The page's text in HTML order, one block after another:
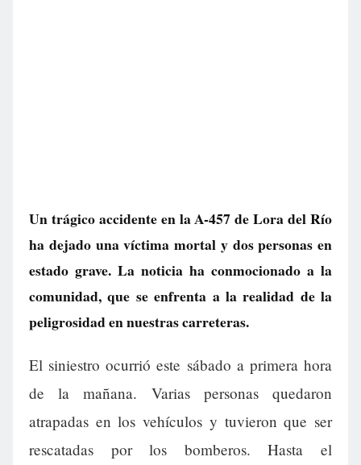
Un trágico accidente en la A-457 de Lora del Río
ha dejado una víctima mortal y dos personas en
estado grave. La noticia ha conmocionado a la
comunidad, que se enfrenta a la realidad de la
peligrosidad en nuestras carreteras.
El siniestro ocurrió este sábado a primera hora
de la mañana. Varias personas quedaron
atrapadas en los vehículos y tuvieron que ser
rescatadas por los bomberos. Hasta el